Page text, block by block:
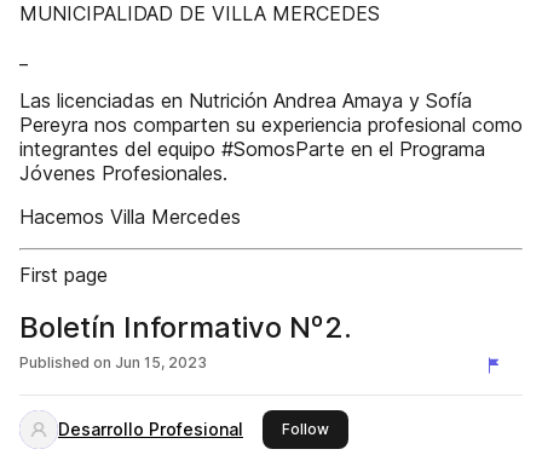
MUNICIPALIDAD DE VILLA MERCEDES
Las licenciadas en Nutrición Andrea Amaya y Sofía
Pereyra nos comparten su experiencia profesional como
integrantes del equipo #SomosParte en el Programa
Jóvenes Profesionales.
Hacemos Villa Mercedes
First page
Boletín Informativo Nº2.
Published on Jun 15, 2023
Desarrollo Profesional Followthis publisher